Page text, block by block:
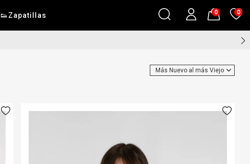
👟Zapatillas 0 0